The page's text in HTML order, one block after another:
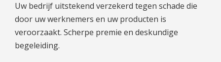
Uw bedrijf uitstekend verzekerd tegen schade die
door uw werknemers en uw producten is
veroorzaakt. Scherpe premie en deskundige
begeleiding.